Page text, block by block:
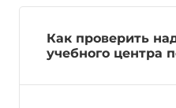
Как проверить
учебного центра